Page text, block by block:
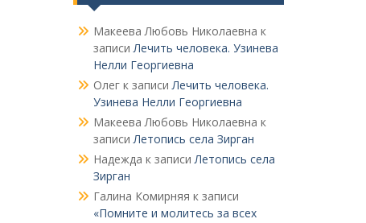
Макеева Любовь Николаевна к
записиЛечить человека. Узинева
Нелли Георгиевна
Олегк записиЛечить человека.
Узинева Нелли Георгиевна
Макеева Любовь Николаевна к
записиЛетопись села Зирган
Надежда к записиЛетопись села
Зирган
Галина Комирняя к записи
«Помните и молитесь за всех